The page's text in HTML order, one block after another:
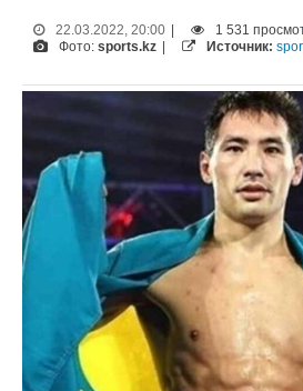
22.03.2022, 20:00 1 531
Фото: sports.kz Источник: